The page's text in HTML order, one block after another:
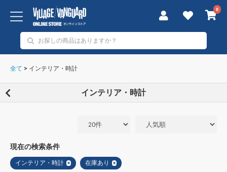
0
全て > インテリア・時計
インテリア・時計
現在の検索条件
インテリア・時計 × 在庫あり ×